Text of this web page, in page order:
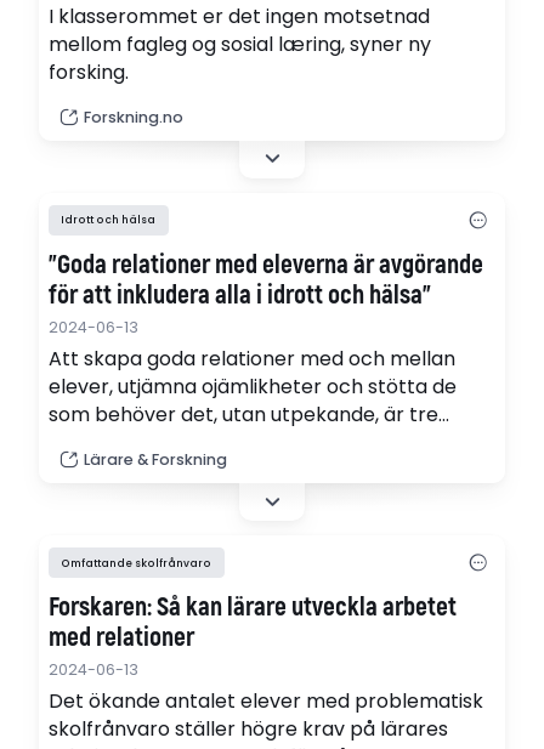
I klasserommet er det ingen motsetnad
mellom fagleg og sosial læring, syner ny
forsking.
Forskning.no
Idrott och hälsa
”Goda relationer med eleverna är avgörande
för att inkludera alla i idrott och hälsa”
2024-06-13
Att skapa goda relationer med och mellan
elever, utjämna ojämlikheter och stötta de
som behöver det, utan utpekande, är tre
använder för att inkludera och skapa social
rättvisa i undervisningen.
Lärare & Forskning
Omfattande skolfrånvaro
Forskaren: Så kan lärare utveckla arbetet
med relationer
2024-06-13
Det ökande antalet elever med problematisk
skolfrånvaro ställer högre krav på lärares